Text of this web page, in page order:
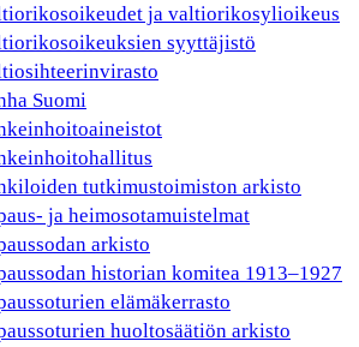
ja valtiorikosylioikeus
syyttäjistö
Suomi
tutkimustoimiston arkisto
ja heimosotamuistelmat
arkisto
historian komitea 1913–1927
elämäkerrasto
huoltosäätiön arkisto